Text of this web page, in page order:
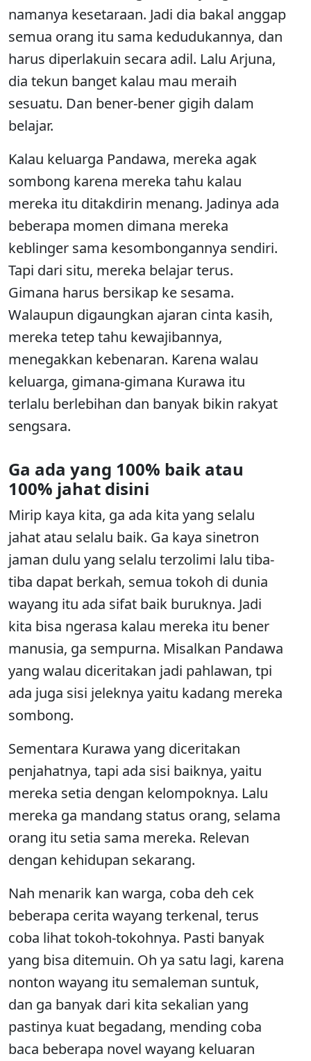
namanya kesetaraan. Jadi dia bakal anggap
semua orang itu sama kedudukannya, dan
harus diperlakuin secara adil. Lalu Arjuna,
dia tekun banget kalau mau meraih
sesuatu. Dan bener-bener gigih dalam
belajar.
Kalau keluarga Pandawa, mereka agak
sombong karena mereka tahu kalau
mereka itu ditakdirin menang. Jadinya ada
beberapa momen dimana mereka
keblinger sama kesombongannya sendiri.
Tapi dari situ, mereka belajar terus.
Gimana harus bersikap ke sesama.
Walaupun digaungkan ajaran cinta kasih,
mereka tetep tahu kewajibannya,
menegakkan kebenaran. Karena walau
keluarga, gimana-gimana Kurawa itu
terlalu berlebihan dan banyak bikin rakyat
sengsara.
Ga ada yang 100% baik atau
100% jahat disini
Mirip kaya kita, ga ada kita yang selalu
jahat atau selalu baik. Ga kaya sinetron
jaman dulu yang selalu terzolimi lalu tiba-
tiba dapat berkah, semua tokoh di dunia
wayang itu ada sifat baik buruknya. Jadi
kita bisa ngerasa kalau mereka itu bener
manusia, ga sempurna. Misalkan Pandawa
yang walau diceritakan jadi pahlawan, tpi
ada juga sisi jeleknya yaitu kadang mereka
sombong.
Sementara Kurawa yang diceritakan
penjahatnya, tapi ada sisi baiknya, yaitu
mereka setia dengan kelompoknya. Lalu
mereka ga mandang status orang, selama
orang itu setia sama mereka. Relevan
dengan kehidupan sekarang.
Nah menarik kan warga, coba deh cek
beberapa cerita wayang terkenal, terus
coba lihat tokoh-tokohnya. Pasti banyak
yang bisa ditemuin. Oh ya satu lagi, karena
nonton wayang itu semaleman suntuk,
dan ga banyak dari kita sekalian yang
pastinya kuat begadang, mending coba
baca beberapa novel wayang keluaran